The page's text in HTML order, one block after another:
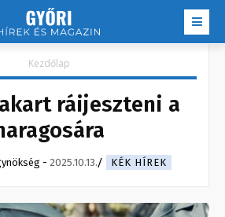
Kezdőlap
ráijeszteni a
- 2025.10.13. KÉK HÍREK